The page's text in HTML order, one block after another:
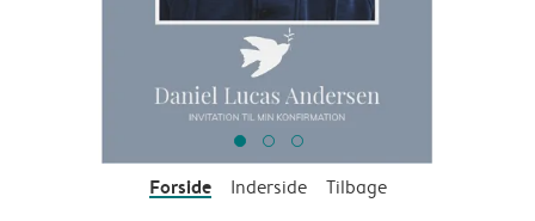
Forside Inderside Tilbage